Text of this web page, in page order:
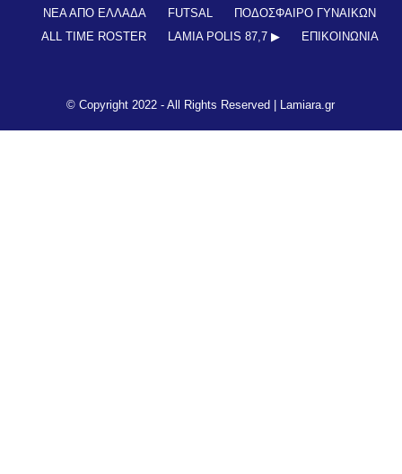
ΝΕΑ ΑΠΟ ΕΛΛΑΔΑ
FUTSAL
ΠΟΔΟΣΦΑΙΡΟ ΓΥΝΑΙΚΩΝ
ALL TIME ROSTER
LAMIA POLIS 87,7 ▶︎ ΕΠΙΚΟΙΝΩΝΊΑ
© Copyright 2022 - All Rights Reserved | Lamiara.gr